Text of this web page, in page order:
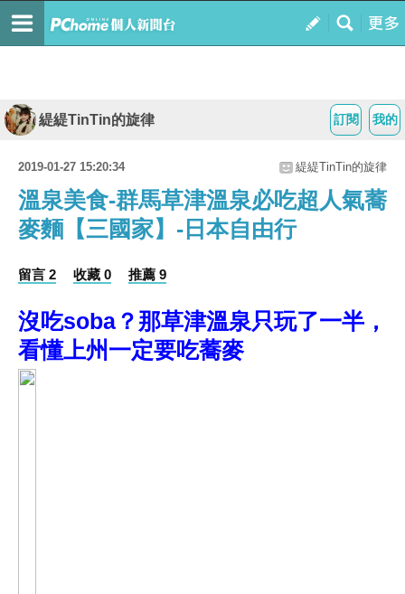
我的
訂閱
緹緹TinTin的旋律
2019-01-27 15:20:34 緹緹TinTin的旋律
溫泉美食-群馬草津溫泉必吃超人氣蕎
麥麵【三國家】-日本自由行
留言 2 收藏 0 推薦 9
沒吃soba？那草津溫泉只玩了一半，
看懂上州一定要吃蕎麥